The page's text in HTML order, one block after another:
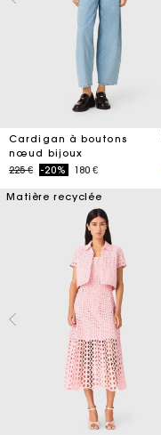
Cardigan à boutons
nœud bijoux
Price reduced from
225 €to-20% 180 €
Matière recyclée